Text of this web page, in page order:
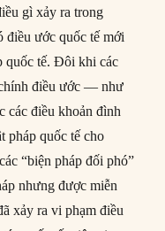
gì xảy ra trong
điều ước quốc tế mới
quốc tế. Đôi khi các
điều ước — như
các điều khoản đình
pháp quốc tế cho
“biện pháp đối phó”
nhưng được miễn
xảy ra vi phạm điều